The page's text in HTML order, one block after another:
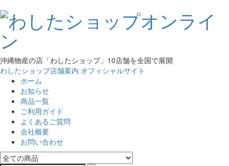
沖縄物産の店「わしたショップ」10店舗を全国で展開
わしたショップ店舗案内 オフィシャルサイト
ホーム
お知らせ
商品一覧
ご利用ガイド
よくあるご質問
会社概要
お問い合わせ